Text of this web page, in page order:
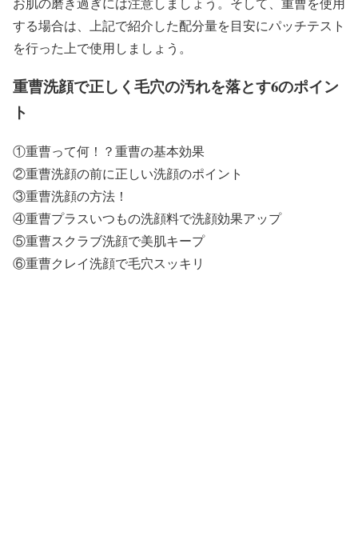
する場合は、上記で紹介した配分量を目安にパッチテスト
を行った上で使用しましょう。
重曹洗顔で正しく毛穴の汚れを落とす6のポイン
ト
①重曹って何！？重曹の基本効果
②重曹洗顔の前に正しい洗顔のポイント
③重曹洗顔の方法！
④重曹プラスいつもの洗顔料で洗顔効果アップ
⑤重曹スクラブ洗顔で美肌キープ
⑥重曹クレイ洗顔で毛穴スッキリ